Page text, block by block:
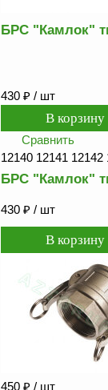
БРС "Камлок"
430 ₽ / шт
Сравнить
12140 12141
БРС "Камлок"
430 ₽ / шт
450 ₽ / шт